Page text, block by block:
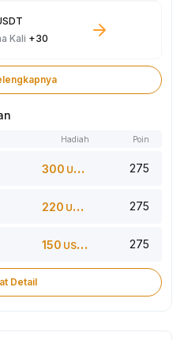
Kali +30
Hadiah Poin
300 USDT 275
220 USDT 275
150 USDT 275
Detail